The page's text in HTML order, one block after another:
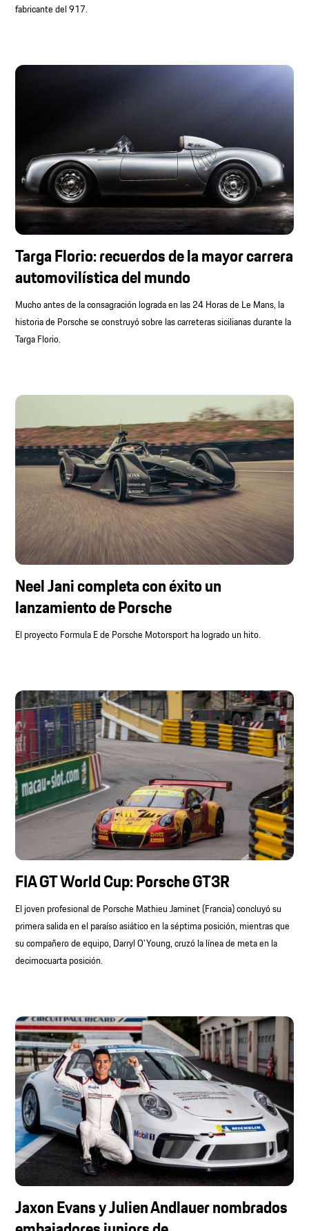
fabricante del 917.
Targa Florio: recuerdos de la mayor carrera
automovilística del mundo
Mucho antes de la consagración lograda en las 24 Horas de Le Mans, la
historia de Porsche se construyó sobre las carreteras sicilianas durante la
Targa Florio.
Neel Jani completa con éxito un
lanzamiento de Porsche
El proyecto Formula E de Porsche Motorsport ha logrado un hito.
FIA GT World Cup: Porsche GT3R
El joven profesional de Porsche Mathieu Jaminet (Francia) concluyó su
primera salida en el paraíso asiático en la séptima posición, mientras que
su compañero de equipo, Darryl O'Young, cruzó la línea de meta en la
decimocuarta posición.
Jaxon Evans y Julien Andlauer nombrados